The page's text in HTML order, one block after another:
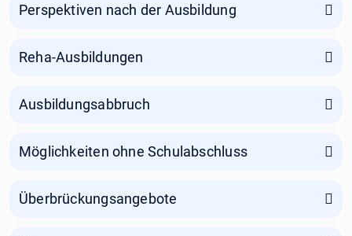
Perspektiven nach der Ausbildung
Reha-Ausbildungen
Ausbildungsabbruch
Möglichkeiten ohne Schulabschluss
Überbrückungsangebote